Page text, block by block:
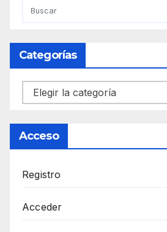
Categorías
Categorías
Acceso
Registro
Acceder